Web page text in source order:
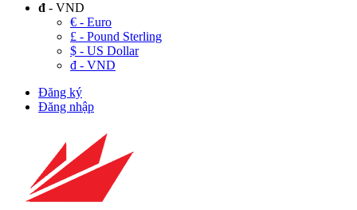
đ - VND
€ - Euro
£ - Pound Sterling
$ - US Dollar
đ - VND
Đăng ký
Đăng nhập